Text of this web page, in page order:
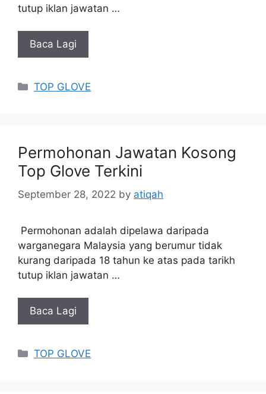
tutup iklan jawatan …
Baca Lagi
Categories
TOP GLOVE
Permohonan Jawatan Kosong
Top Glove Terkini
September 28, 2022 by atiqah
Permohonan adalah dipelawa daripada
warganegara Malaysia yang berumur tidak
kurang daripada 18 tahun ke atas pada tarikh
tutup iklan jawatan …
Baca Lagi
Categories
TOP GLOVE